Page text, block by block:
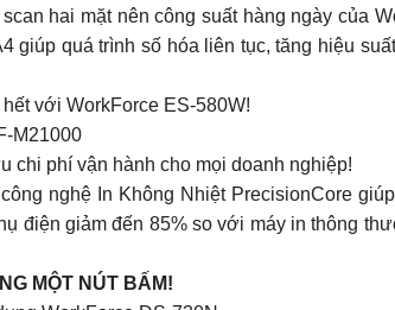
hai mặt nên công suất hàng ngày của
quá trình số hóa liên tục, tăng hiệu
với WorkForce ES-580W!
M21000
chi phí vận hành cho mọi doanh nghiệp!
nghệ In Không Nhiệt PrecisionCore
điện giảm đến 85% so với máy in thông
MỘT NÚT BẤM!